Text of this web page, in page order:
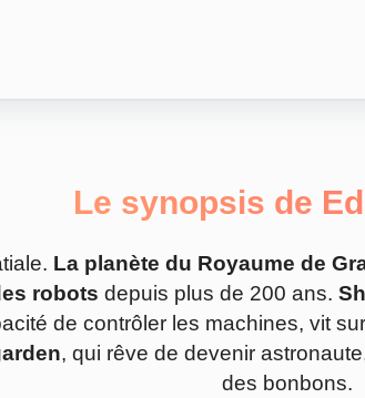
Le synopsis de
La planète du Royaume de
robots depuis plus de 200 ans.
de contrôler les machines, vit
, qui rêve de devenir
des bonbons.